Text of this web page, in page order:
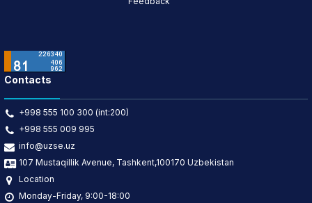
Contacts
+998 555 100 300 (int:200)
+998 555 009 995
info@uzse.uz
107 Mustaqillik Avenue, Tashkent,100170 Uzbekistan
Location
Monday-Friday, 9:00-18:00